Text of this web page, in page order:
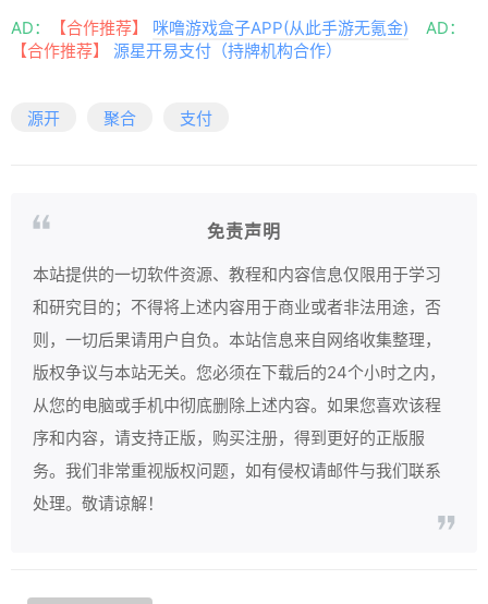
AD： 【合作推荐】 咪噜游戏盒子APP(从此手游无氪金)
AD：
【合作推荐】
源星开易支付（持牌机构合作）
源开 聚合 支付
免责声明
本站提供的一切软件资源、教程和内容信息仅限用于学习
和研究目的；不得将上述内容用于商业或者非法用途，否
则，一切后果请用户自负。本站信息来自网络收集整理，
版权争议与本站无关。您必须在下载后的24个小时之内，
从您的电脑或手机中彻底删除上述内容。如果您喜欢该程
序和内容，请支持正版，购买注册，得到更好的正版服
务。我们非常重视版权问题，如有侵权请邮件与我们联系
处理。敬请谅解！